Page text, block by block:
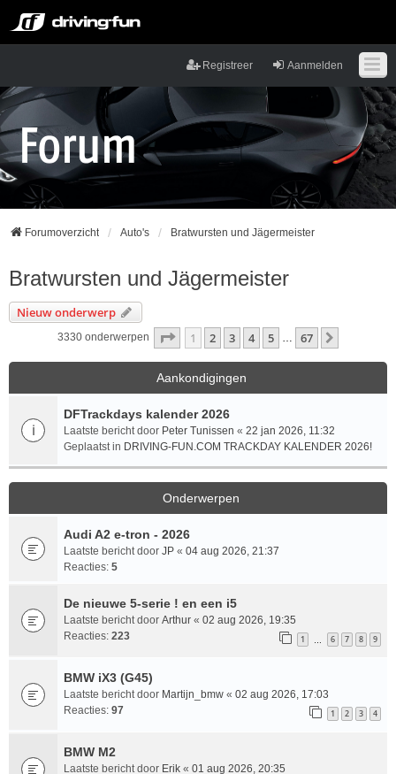
Aanmelden
Registreer
Forumoverzicht Auto's Bratwursten und Jägermeister
Bratwursten und Jägermeister
Nieuw onderwerp
3330 onderwerpen Pagina van 67
1 2 3 4 5 … 67
Aankondigingen
DFTrackdays kalender 2026
Laatste bericht door Peter Tunissen « 22 jan 2026, 11:32
Geplaatst in DRIVING-FUN.COM TRACKDAY KALENDER 2026!
Onderwerpen
Audi A2 e-tron - 2026
Laatste bericht door JP « 04 aug 2026, 21:37
Reacties: 5
De nieuwe 5-serie ! en een i5
Laatste bericht door Arthur « 02 aug 2026, 19:35
Reacties: 223 1 6 7 8 9
BMW iX3 (G45)
Laatste bericht door Martijn_bmw « 02 aug 2026, 17:03
Reacties: 97 1 2 3 4
BMW M2
Laatste bericht door Erik « 01 aug 2026, 20:35